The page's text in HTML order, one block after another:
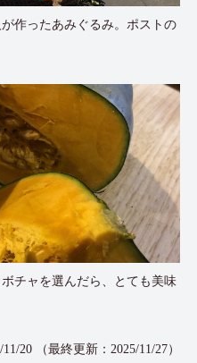
作ったあみぐるみ。ポストの
チャを選んだら、とても美味
11/20 （最終更新：2025/11/27）